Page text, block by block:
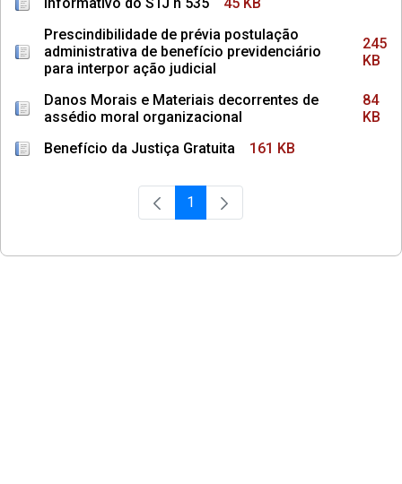
Prescindibilidade de prévia postulação
administrativa de benefício previdenciário
para interpor ação judicial
245
KB
Danos Morais e Materiais decorrentes de
assédio moral organizacional
84
KB
Benefício da Justiça Gratuita
161 KB
Página
1